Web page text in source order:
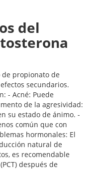
del
de propionato de
secundarios.
- Acné: Puede
de la agresividad:
su estado de ánimo. -
común que con
hormonales: El
natural de
es recomendable
después de